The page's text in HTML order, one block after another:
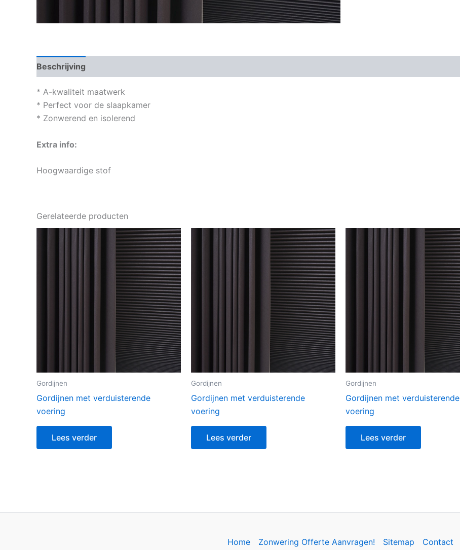
Beschrijving
* A-kwaliteit maatwerk
* Perfect voor de slaapkamer
* Zonwerend en isolerend
Extra info:
Hoogwaardige stof
Gerelateerde producten
Gordijnen
Gordijnen met verduisterende
voering
Lees verder
Gordijnen
Gordijnen met verduisterende
voering
Lees verder
Gordijnen
Gordijnen met verduisterende
voering
Lees verder
Home Zonwering Offerte Aanvragen! Sitemap Contact